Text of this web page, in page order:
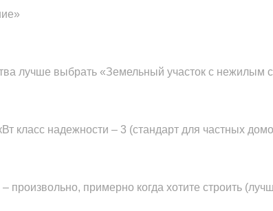
лучше выбрать «Земельный участок с нежилым
класс надежности – 3 (стандарт для частных
произвольно, примерно когда хотите строить